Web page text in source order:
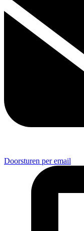
Doorsturen per email